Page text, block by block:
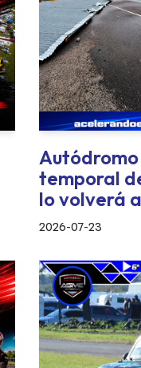
temporal
lo volverá
2026-07-23